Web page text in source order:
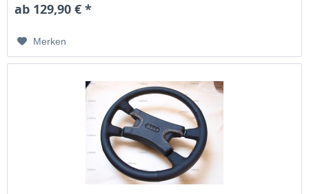
ab 129,90 € *
Merken